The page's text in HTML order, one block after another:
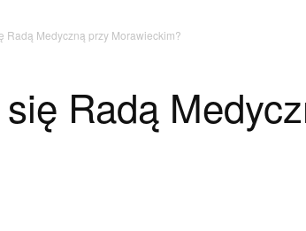
Radą Medyczną przy Morawieckim?
Radą